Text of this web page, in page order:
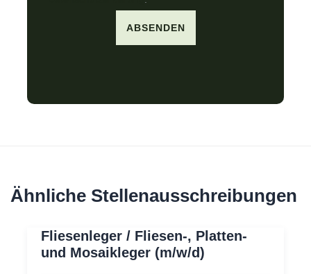
ABSENDEN
Ähnliche Stellenausschreibungen
Fliesenleger / Fliesen-, Platten-
und Mosaikleger (m/w/d)